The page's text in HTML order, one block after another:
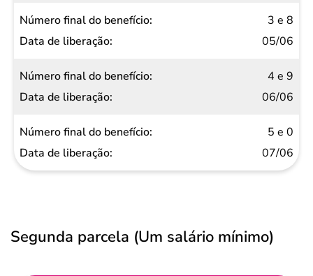
3 e 8
05/06
4 e 9
06/06
5 e 0
07/06
Segunda parcela (Um salário mínimo)